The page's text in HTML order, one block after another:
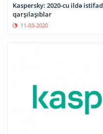
Kaspersky: 2020-cu ildə
qarşılaşıblar
11-03-2020